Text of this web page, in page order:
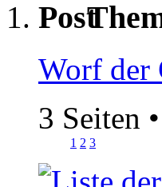
Worf der
3 Seiten •
1 2 3